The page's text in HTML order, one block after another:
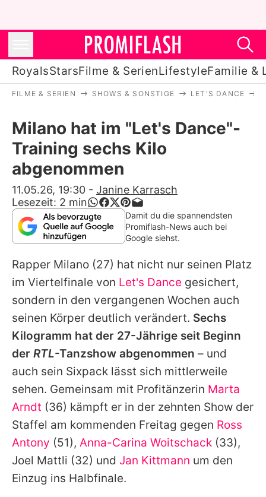
RoyalsStarsFilme & SerienLifestyleFamilie &
Stars
Filme & Serien
Lifestyle
Familie & Liebe
Promiflash Exklusiv
Alle Themen auf Promiflash
Jobs
App runterladen
Team
Redaktionelle Richtlinien
Impressum
Datenschutzerklärung
Utiq verwalten
FILME & SERIEN SHOWS & SONSTIGE LET'S DANCE
Milano hat im "Let's Dance"-
Training sechs Kilo
abgenommen
11.05.26, 19:30 - Janine Karrasch
Lesezeit: 2 min
Damit du die spannendsten
Promiflash-News auch bei
Google siehst.
Rapper Milano (27) hat nicht nur seinen Platz
im Viertelfinale von Let's Dance gesichert,
sondern in den vergangenen Wochen auch
seinen Körper deutlich verändert. Sechs
Kilogramm hat der 27-Jährige seit Beginn
der RTL-Tanzshow abgenommen – und
auch sein Sixpack lässt sich mittlerweile
sehen. Gemeinsam mit Profitänzerin Marta
Arndt (36) kämpft er in der zehnten Show der
Staffel am kommenden Freitag gegen Ross
Antony (51), Anna-Carina Woitschack (33),
Joel Mattli (32) und Jan Kittmann um den
Einzug ins Halbfinale.